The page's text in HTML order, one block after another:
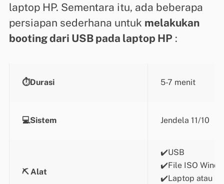
laptop HP. Sementara itu, ada beberapa
persiapan sederhana untuk melakukan
booting dari USB pada laptop HP :
⏱️Durasi 5-7 menit
💻Sistem Jendela 11/10
⛏️ Alat
✔️USB
✔️File ISO
✔️Laptop atau